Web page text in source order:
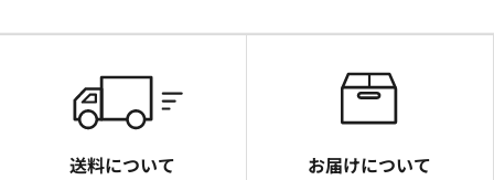
送料について お届けについて